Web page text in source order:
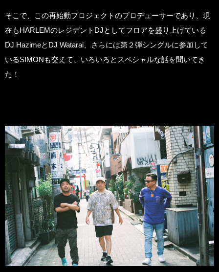
そこで、この再始動プロジェクトのプロデューサーであり、現
在もHARLEMのレジデントDJとしてフロアを盛り上げている
DJ HazimeとDJ Watarai、さらには第２弾シングルに参加して
いるSIMONも交えて、いろいろとスペシャルな話を聞いてき
た！